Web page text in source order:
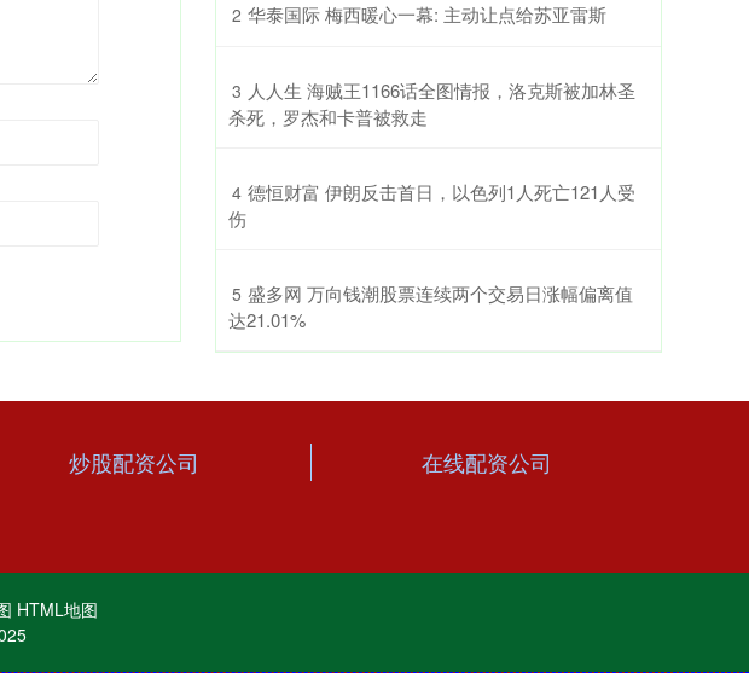
2 ​华泰国际 梅西暖心一幕: 主动让点给苏亚雷斯
3 ​人人生 海贼王1166话全图情报，洛克斯被加林圣
杀死，罗杰和卡普被救走
4 ​德恒财富 伊朗反击首日，以色列1人死亡121人受
伤
5 ​盛多网 万向钱潮股票连续两个交易日涨幅偏离值
达21.01%
炒股配资公司 在线配资公司
HTML地图